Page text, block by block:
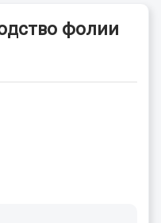
фолии